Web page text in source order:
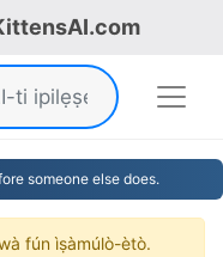
someone else does.
fún ìṣàmúlò-ètò.